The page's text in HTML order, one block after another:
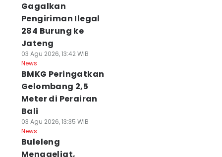
Gagalkan
Pengiriman Ilegal
284 Burung ke
Jateng
03 Agu 2026, 13:42 WIB
News
BMKG Peringatkan
Gelombang 2,5
Meter di Perairan
Bali
03 Agu 2026, 13:35 WIB
News
Buleleng
Menggeliat,